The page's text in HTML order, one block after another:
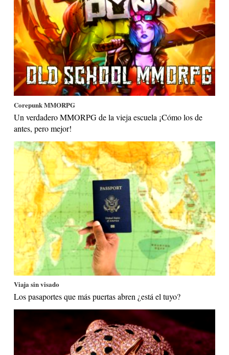
Corepunk MMORPG
Un verdadero MMORPG de la vieja escuela ¡Cómo los de
antes, pero mejor!
Viaja sin visado
Los pasaportes que más puertas abren ¿está el tuyo?